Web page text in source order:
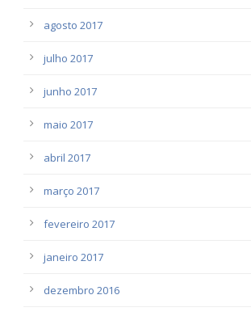
agosto 2017
julho 2017
junho 2017
maio 2017
abril 2017
março 2017
fevereiro 2017
janeiro 2017
dezembro 2016